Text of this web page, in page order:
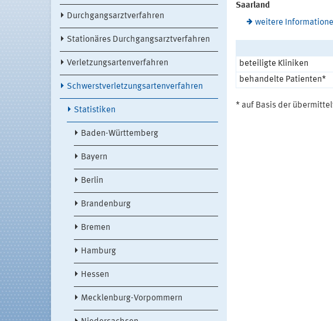
Durchgangsarztverfahren
Stationäres Durchgangsarztverfahren
Verletzungsartenverfahren
Schwerstverletzungsartenverfahren
Statistiken
Baden-Württemberg
Bayern
Berlin
Brandenburg
Bremen
Hamburg
Hessen
Mecklenburg-Vorpommern
Saarland
weitere
beteiligte Kliniken
behandelte Patienten*
* auf Basis der